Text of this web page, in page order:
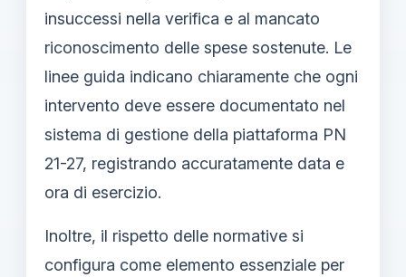
insuccessi nella verifica e al mancato
riconoscimento delle spese sostenute. Le
linee guida indicano chiaramente che ogni
intervento deve essere documentato nel
sistema di gestione della piattaforma PN
21-27, registrando accuratamente data e
ora di esercizio.
Inoltre, il rispetto delle normative si
configura come elemento essenziale per